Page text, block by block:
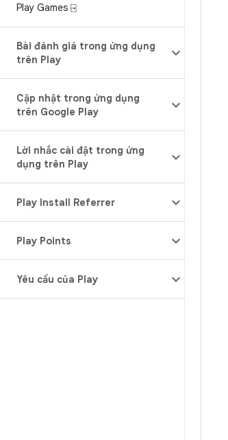
Play Games ⍈
Bài đánh giá trong ứng dụng
trên Play
Cập nhật trong ứng dụng
trên Google Play
Lời nhắc cài đặt trong ứng
dụng trên Play
Play Install Referrer
Play Points
Yêu cầu của Play